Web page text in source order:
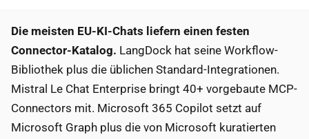
Die meisten EU-KI-Chats liefern einen festen
Connector-Katalog. LangDock hat seine Workflow-
Bibliothek plus die üblichen Standard-Integrationen.
Mistral Le Chat Enterprise bringt 40+ vorgebaute MCP-
Connectors mit. Microsoft 365 Copilot setzt auf
Microsoft Graph plus die von Microsoft kuratierten